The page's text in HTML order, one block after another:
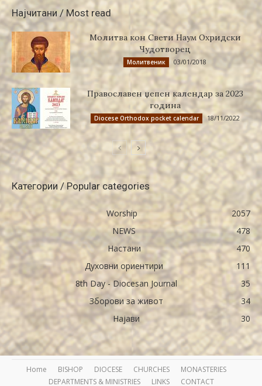
Најчитани / Most read
Молитва кон Свети Наум Охридски
Чудотворец
Молитвеник 03/01/2018
Православен џепен календар за 2023
година
Diocese Orthodox pocket calendar 18/11/2022
Категории / Popular categories
Worship
2057
NEWS
478
Настани
470
Духовни ориентири
111
8th Day - Diocesan Journal
35
Зборови за живот
34
Најави
30
Home BISHOP DIOCESE CHURCHES
MONASTERIES
DEPARTMENTS & MINISTRIES
LINKS CONTACT